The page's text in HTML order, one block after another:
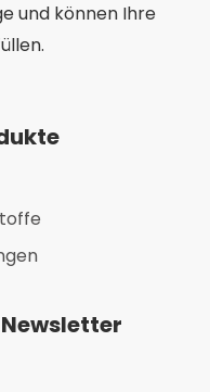
und können Ihre